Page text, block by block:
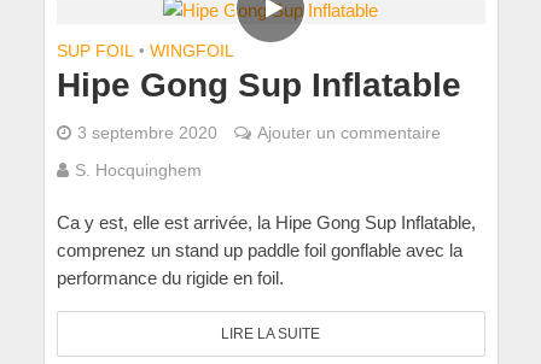
SUP FOIL • WINGFOIL
Hipe Gong Sup Inflatable
3 septembre 2020
Ajouter un commentaire
S. Hocquinghem
Ca y est, elle est arrivée, la Hipe Gong Sup Inflatable,
comprenez un stand up paddle foil gonflable avec la
performance du rigide en foil.
LIRE LA SUITE